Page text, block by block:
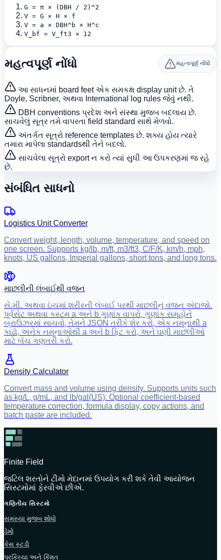
G = π × (DBH / 2)^2
V = G × H × f
V = a × DBH^b × H^c
V_bf = V_ft3 × 12
મહત્વપૂર્ણ નોંધો મહત્વપૂર્ણ નોંધો
આ સાધનમાં board feet એક સમકક્ષ display unit છે. તે
Doyle, Scribner, અથવા International log rules જેવું નથી.
DBH conventions પ્રદેશ અને સંસ્થા મુજબ બદલાય છે.
સાચવેલું સૂત્ર તમે વાપરતા field standard સાથે મેળવો.
અંતર્ગત સૂત્રો reference templates છે. શક્ય હોય ત્યારે
તમારા માપેલા standardsથી તેને બદલો.
સાચવેલા સૂત્રો export ન કરો ત્યાં સુધી આ ઉપકરણમાં જ રહે
છે.
સંબંધિત સાધનો
Logistics Unit Converter
Convert weight, length, volume, temperature, and speed on
one screen. Supports kg/lb, m/ft, m3/ft3, C/F/K, km/h, mph,
knots, US gallons, Imperial gallons, short tons, and long tons.
માછલીની લંબાઈથી વજન
સે.મી. અથવા ઇંચમાં શરીરની લંબાઈ પરથી માછલીનું વજન અંદાજો.
પૂર્વસેટ અથવા કસ્ટમ a અને b ગુણાંક વાપરો, ગુણાંક સમૂહોને
બ્રાઉઝરમાં સાચવો, તેમને JSON તરીકે શેર કરો, એક નમૂનાથી a
કાઢો, અનેક નમૂનાઓથી a અને b ફિટ કરો, અને ઘણી માછલીઓ
માટે બૅચ ગણતરી કરો.
Density Calculator
Convert mass and volume using density. Supports units such
as kg/L, g/mL, and lb/gal(US). Optional coefficient-based
temperature correction, formula display, copy actions, and
batch paste are included.
Finite Field
જટિલ શરતોને ટીમો મેદાનમાં ઉપયોગ કરી શકે તેવી આયોજન
સિસ્ટમોમાં ફેરવીએ છીએ.
ગણિતીય સિસ્ટમો
સમસ્યા મુજબ શોધો
ડેમો
કેસ સ્ટડી
પ્રક્રિયા અને કિંમત